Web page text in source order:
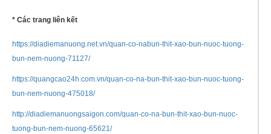
* Các trang liên kết
https://diadiemanuong.net.vn/quan-co-nabun-thit-xao-bun-nuoc-tuong-
bun-nem-nuong-71127/
https://quangcao24h.com.vn/quan-co-na-bun-thit-xao-bun-nuoc-tuong-
bun-nem-nuong-475018/
http://diadiemanuongsaigon.com/quan-co-na-bun-thit-xao-bun-nuoc-
tuong-bun-nem-nuong-65621/